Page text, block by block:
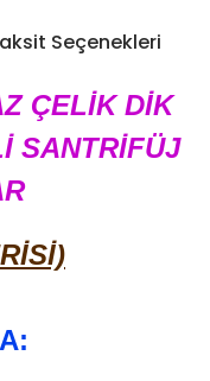
Seçenekleri
ÇELİK DİK
SANTRİFÜJ